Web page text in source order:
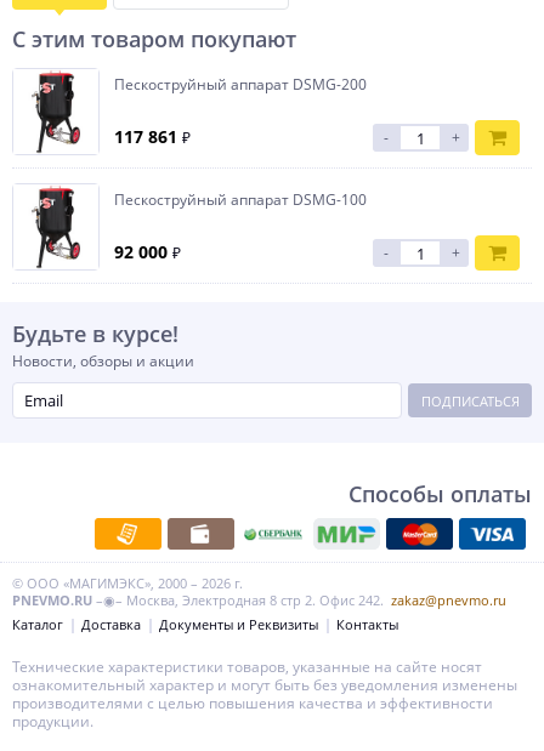
С этим товаром покупают
Пескоструйный аппарат DSMG-200
117 861 ₽ - +
Пескоструйный аппарат DSMG-100
92 000 ₽ - +
Будьте в курсе!
Новости, обзоры и акции
ПОДПИСАТЬСЯ
Способы оплаты
© ООО «МАГИМЭКС», 2000 – 2026 г.
PNEVMO.RU –◉– Москва, Электродная 8 стр 2. Офис 242. zakaz@pnevmo.ru
Каталог
Доставка Документы и Реквизиты Контакты
Технические характеристики товаров, указанные на сайте носят
ознакомительный характер и могут быть без уведомления изменены
производителями с целью повышения качества и эффективности
продукции.